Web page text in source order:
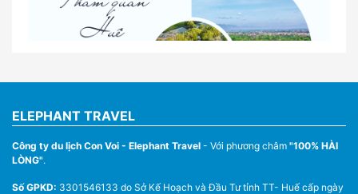
Nhà Xe Con Voi – Dịch Vụ Cho Thuê Xe Từ Huế,
Sân Bay Phú Bài Đi Thánh Địa La Vang
ELEPHANT TRAVEL
Công ty du lịch Con Voi - Elephant Travel - Với phương châm "100% HÀI
LÒNG".
Số GPKD: 3301546133 do Sở Kế Hoạch và Đầu Tư tỉnh TT- Huế cấp ngày